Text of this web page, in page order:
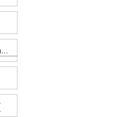
Duty free shop (tienda libre de impuestos)